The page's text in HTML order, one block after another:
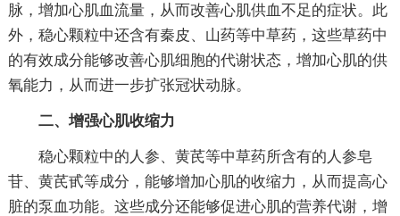
脉，增加心肌血流量，从而改善心肌供血不足的症状。此
外，稳心颗粒中还含有秦皮、山药等中草药，这些草药中
的有效成分能够改善心肌细胞的代谢状态，增加心肌的供
氧能力，从而进一步扩张冠状动脉。
二、增强心肌收缩力
稳心颗粒中的人参、黄芪等中草药所含有的人参皂
苷、黄芪甙等成分，能够增加心肌的收缩力，从而提高心
脏的泵血功能。这些成分还能够促进心肌的营养代谢，增